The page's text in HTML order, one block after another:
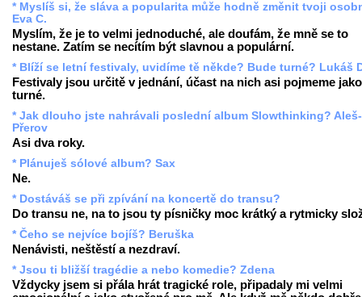
* Myslíš si, že sláva a popularita může hodně změnit tvoji
Eva C.
Myslím, že je to velmi jednoduché, ale doufám, že mně se to
nestane. Zatím se necítím být slavnou a populární.
* Blíží se letní festivaly, uvidíme tě někde? Bude turné? Lukáš
Festivaly jsou určitě v jednání, účast na nich asi pojmeme jako
turné.
* Jak dlouho jste nahrávali poslední album Slowthinking? Aleš-
Přerov
Asi dva roky.
* Plánuješ sólové album? Sax
Ne.
* Dostáváš se při zpívání na koncertě do transu?
Do transu ne, na to jsou ty písničky moc krátký a rytmicky
* Čeho se nejvíce bojíš? Beruška
Nenávisti, neštěstí a nezdraví.
* Jsou ti bližší tragédie a nebo komedie? Zdena
Vždycky jsem si přála hrát tragické role, připadaly mi velmi